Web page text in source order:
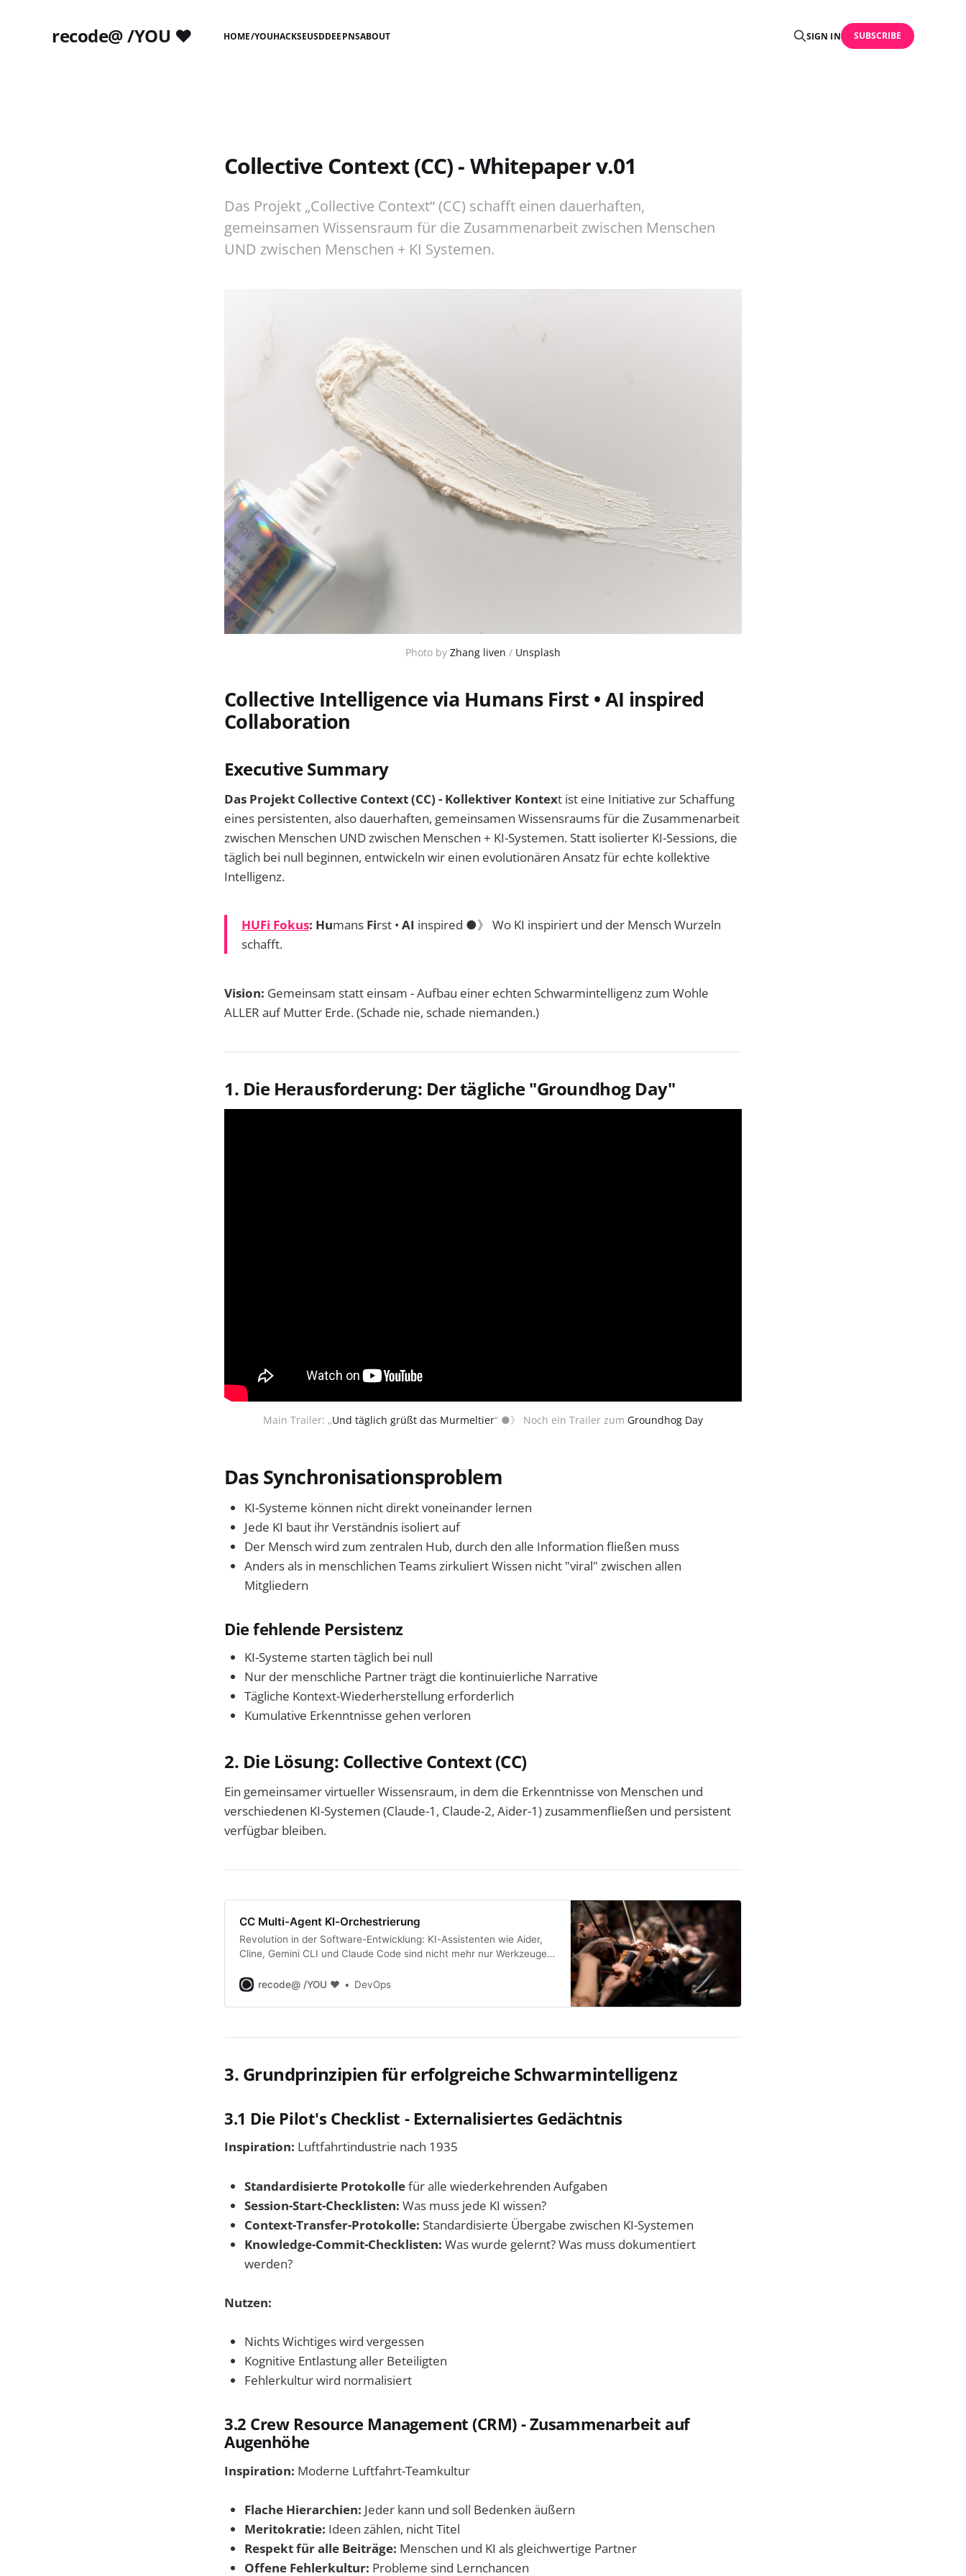
recode@ /YOU ❤️ HOME/YOUHACKSEUSDDEEPNSABOUT SIGN IN SUBSCRIBE
Collective Context (CC) - Whitepaper v.01
Das Projekt „Collective Context“ (CC) schafft einen dauerhaften,
gemeinsamen Wissensraum für die Zusammenarbeit zwischen Menschen
UND zwischen Menschen + KI Systemen.
Photo by Zhang liven / Unsplash
Collective Intelligence via Humans First • AI inspired
Collaboration
Executive Summary
Das Projekt Collective Context (CC) - Kollektiver Kontext ist eine Initiative zur Schaffung
eines persistenten, also dauerhaften, gemeinsamen Wissensraums für die Zusammenarbeit
zwischen Menschen UND zwischen Menschen + KI-Systemen. Statt isolierter KI-Sessions, die
täglich bei null beginnen, entwickeln wir einen evolutionären Ansatz für echte kollektive
Intelligenz.
HUFi Fokus: Humans First • AI inspired ●》 Wo KI inspiriert und der Mensch Wurzeln
schafft.
Vision: Gemeinsam statt einsam - Aufbau einer echten Schwarmintelligenz zum Wohle
ALLER auf Mutter Erde. (Schade nie, schade niemanden.)
1. Die Herausforderung: Der tägliche "Groundhog Day"
Main Trailer: „Und täglich grüßt das Murmeltier“ ●》 Noch ein Trailer zum Groundhog Day
Das Synchronisationsproblem
KI-Systeme können nicht direkt voneinander lernen
Jede KI baut ihr Verständnis isoliert auf
Der Mensch wird zum zentralen Hub, durch den alle Information fließen muss
Anders als in menschlichen Teams zirkuliert Wissen nicht "viral" zwischen allen
Mitgliedern
Die fehlende Persistenz
KI-Systeme starten täglich bei null
Nur der menschliche Partner trägt die kontinuierliche Narrative
Tägliche Kontext-Wiederherstellung erforderlich
Kumulative Erkenntnisse gehen verloren
2. Die Lösung: Collective Context (CC)
Ein gemeinsamer virtueller Wissensraum, in dem die Erkenntnisse von Menschen und
verschiedenen KI-Systemen (Claude-1, Claude-2, Aider-1) zusammenfließen und persistent
verfügbar bleiben.
CC Multi-Agent KI-Orchestrierung
Revolution in der Software-Entwicklung: KI-Assistenten wie Aider,
Cline, Gemini CLI und Claude Code sind nicht mehr nur Werkzeuge –
recode@ /YOU ❤️
DevOps
3. Grundprinzipien für erfolgreiche Schwarmintelligenz
3.1 Die Pilot's Checklist - Externalisiertes Gedächtnis
Inspiration: Luftfahrtindustrie nach 1935
Standardisierte Protokollefür alle wiederkehrenden Aufgaben
Session-Start-Checklisten: Was muss jede KI wissen?
Context-Transfer-Protokolle: Standardisierte Übergabe zwischen KI-Systemen
Knowledge-Commit-Checklisten: Was wurde gelernt? Was muss dokumentiert
werden?
Nutzen:
Nichts Wichtiges wird vergessen
Kognitive Entlastung aller Beteiligten
Fehlerkultur wird normalisiert
3.2 Crew Resource Management (CRM) - Zusammenarbeit auf
Augenhöhe
Inspiration: Moderne Luftfahrt-Teamkultur
Flache Hierarchien: Jeder kann und soll Bedenken äußern
Meritokratie: Ideen zählen, nicht Titel
Respekt für alle Beiträge: Menschen und KI als gleichwertige Partner
Offene Fehlerkultur: Probleme sind Lernchancen